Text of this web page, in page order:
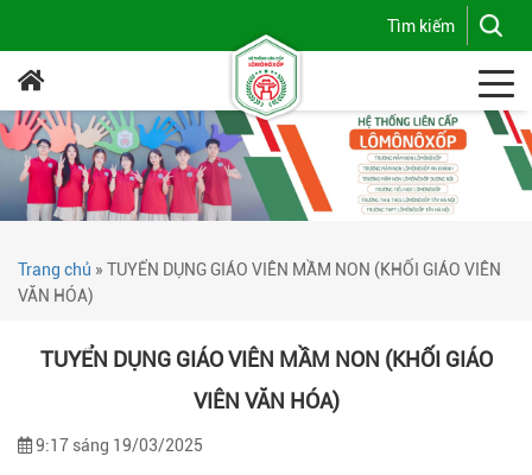
Trang chủ » TUYỂN DỤNG GIÁO VIÊN MẦM NON (KHỐI GIÁO VIÊN
VĂN HÓA)
TUYỂN DỤNG GIÁO VIÊN MẦM NON (KHỐI GIÁO
VIÊN VĂN HÓA)
9:17 sáng 19/03/2025